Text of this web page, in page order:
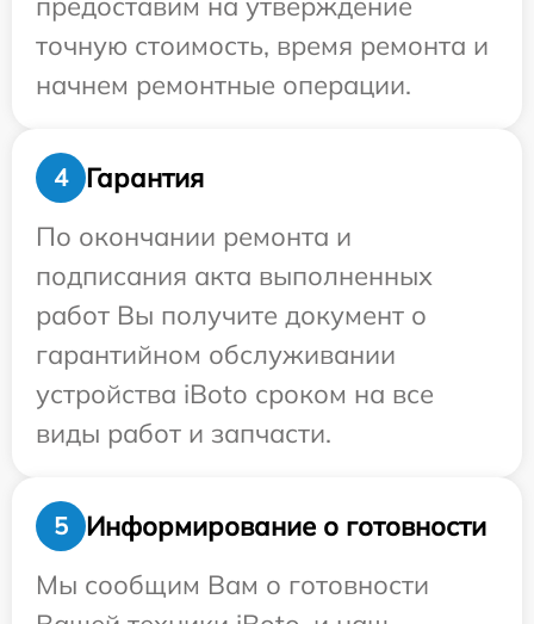
точную стоимость, время ремонта и
начнем ремонтные операции.
4
Гарантия
По окончании ремонта и
подписания акта выполненных
работ Вы получите документ о
гарантийном обслуживании
устройства iBoto сроком на все
виды работ и запчасти.
5
Информирование о готовности
Мы сообщим Вам о готовности